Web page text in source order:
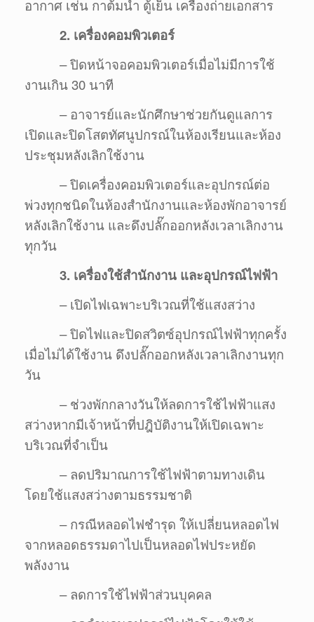
อากาศ เช่น กาต้มน้ำ ตู้เย็น เครื่องถ่ายเอกสาร
2. เครื่องคอมพิวเตอร์
– ปิดหน้าจอคอมพิวเตอร์เมื่อไม่มีการใช้
งานเกิน 30 นาที
– อาจารย์และนักศึกษาช่วยกันดูแลการ
เปิดและปิดโสตทัศนูปกรณ์ในห้องเรียนและห้อง
ประชุมหลังเลิกใช้งาน
– ปิดเครื่องคอมพิวเตอร์และอุปกรณ์ต่อ
พ่วงทุกชนิดในห้องสำนักงานและห้องพักอาจารย์
หลังเลิกใช้งาน และดึงปลั๊กออกหลังเวลาเลิกงาน
ทุกวัน
3. เครื่องใช้สำนักงาน และอุปกรณ์ไฟฟ้า
– เปิดไฟเฉพาะบริเวณที่ใช้แสงสว่าง
– ปิดไฟและปิดสวิตซ์อุปกรณ์ไฟฟ้าทุกครั้ง
เมื่อไม่ได้ใช้งาน ดึงปลั๊กออกหลังเวลาเลิกงานทุก
วัน
– ช่วงพักกลางวันให้ลดการใช้ไฟฟ้าแสง
สว่างหากมีเจ้าหน้าที่ปฎิบัติงานให้เปิดเฉพาะ
บริเวณที่จำเป็น
– ลดปริมาณการใช้ไฟฟ้าตามทางเดิน
โดยใช้แสงสว่างตามธรรมชาติ
– กรณีหลอดไฟชำรุด ให้เปลี่ยนหลอดไฟ
จากหลอดธรรมดาไปเป็นหลอดไฟประหยัด
พลังงาน
– ลดการใช้ไฟฟ้าส่วนบุคคล